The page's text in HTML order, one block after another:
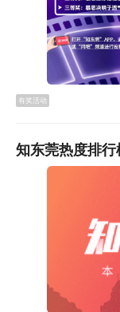
莞通APP的自助
号、下载东莞通
审 核：
麦真喜 郑
赖昆鹏 何春辉
有奖活动
知东莞热度排行